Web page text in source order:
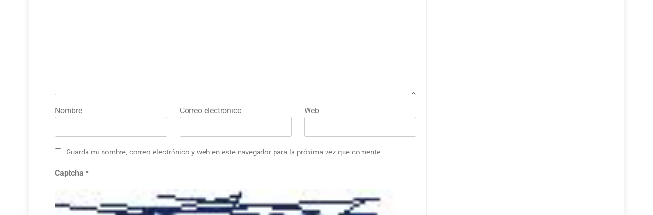
Nombre Correo electrónico Web
Guarda mi nombre, correo electrónico y web en este navegador para la próxima vez que comente.
Captcha *